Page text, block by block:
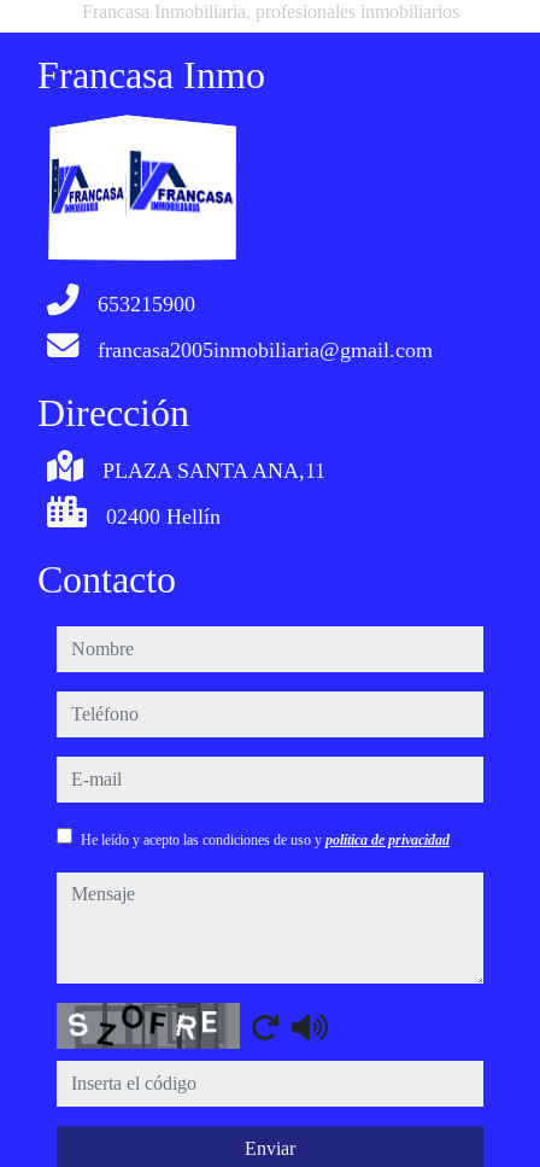
Francasa Inmobiliaria, profesionales inmobiliarios
Francasa Inmo
653215900
francasa2005inmobiliaria@gmail.com
Dirección
PLAZA SANTA ANA,11
02400 Hellín
Contacto
nombre
teléfono
e-mail
He leído y acepto las condiciones de uso y política de privacidad
mensaje
Captcha
Enviar